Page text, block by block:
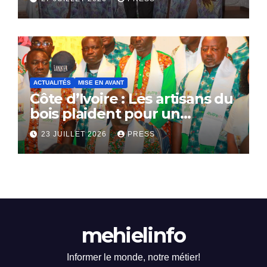
ACTUALITÉS MISE EN AVANT
Côte d’Ivoire : Les artisans du
bois plaident pour un
dialogue national
23 JUILLET 2026 PRESS
mehielinfo
Informer le monde, notre métier!